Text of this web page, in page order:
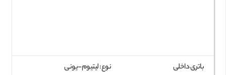
باتری داخلی
نوع: لیتیوم-یونی